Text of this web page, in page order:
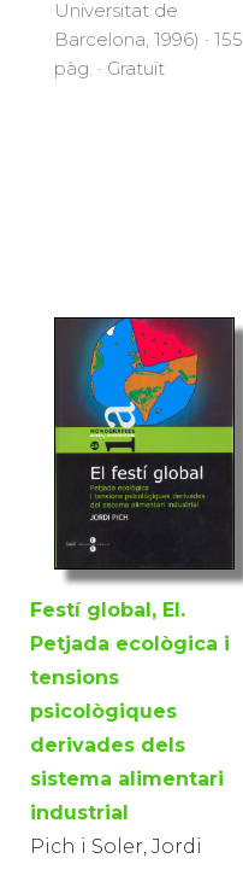
Universitat de
Barcelona, 1996) · 155
pàg. · Gratuït
Festí global, El.
Petjada ecològica i
tensions
psicològiques
derivades dels
sistema alimentari
industrial
Pich i Soler, Jordi